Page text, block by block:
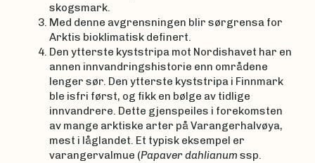
skogsmark.
Med denne avgrensningen blir sørgrensa for
Arktis bioklimatisk definert.
Den ytterste kyststripa mot Nordishavet har en
annen innvandringshistorie enn områdene
lenger sør. Den ytterste kyststripa i Finnmark
ble isfri først, og fikk en bølge av tidlige
innvandrere. Dette gjenspeiles i forekomsten
av mange arktiske arter på Varangerhalvøya,
mest i låglandet. Et typisk eksempel er
varangervalmue (Papaver dahlianum ssp.